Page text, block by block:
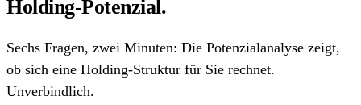
Holding-Potenzial.
Sechs Fragen, zwei Minuten: Die Potenzialanalyse zeigt,
ob sich eine Holding-Struktur für Sie rechnet.
Unverbindlich.